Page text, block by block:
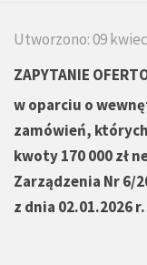
Utworzono: 09
ZAPYTANIE
w oparciu o
zamówień,
kwoty 170 000 zł
Zarządzenia Nr 6/
z dnia 02.01.2026 r.